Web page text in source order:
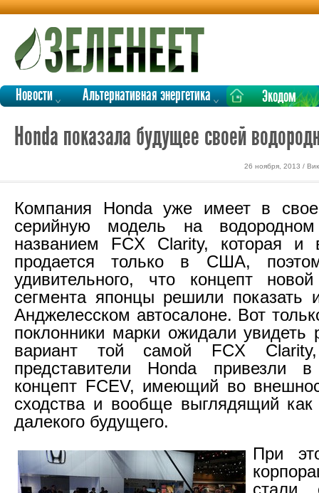
Новости Альтернативная энергетика Экодом
Honda показала будущее своей
26 ноября, 2013 /
Компания Honda уже имеет в
серийную модель на
названием FCX Clarity, которая и
продается только в США,
удивительного, что концепт
сегмента японцы решили показать
Анджелесском автосалоне. Вот
поклонники марки ожидали увидеть
вариант той самой FCX
представители Honda привезли
концепт FCEV, имеющий во
сходства и вообще выглядящий как
далекого будущего.
При
стали